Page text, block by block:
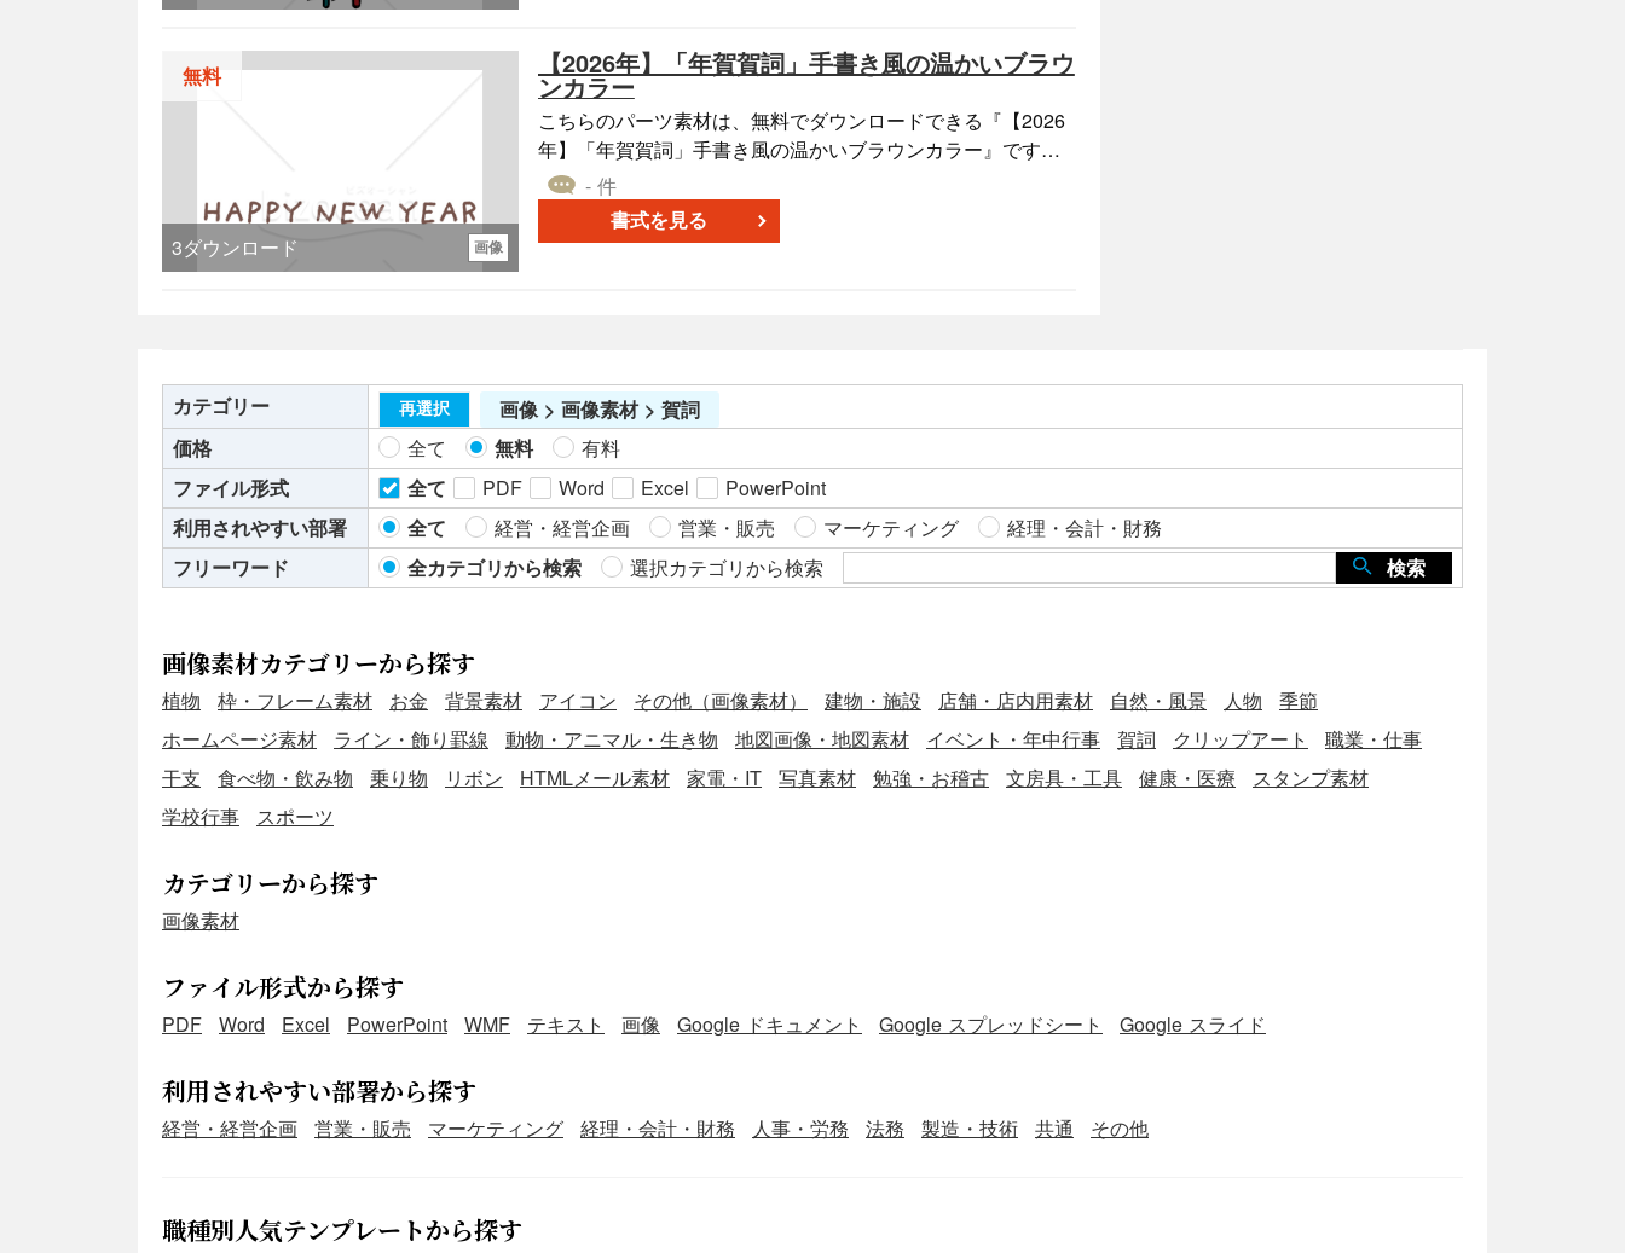
にはない温かみと味わい深さを生み出しています。 ・格調高
い言葉とデザイン性の高さを両立しているため、デザインに
こだわりのある方や、ビジネス関係でお世話になった方への
挨拶に最適です。 ■色 ・黒を基調としながら、文字の一部に
お祝いの色である赤と、落ち着いた緑をアクセントとして加
えています。多色刷りの版画のような、レトロでおしゃれな
配色です。 ・黒は全体の印象を引き締め、格調高さを、赤は
華やかさを演出したい場合に最適な色使いです。 ■文字・数
字 ・記載されている文字は「謹賀新年」です。「謹んで新年
のお慶びを申し上げます」という意味を持つ、最も丁寧な新
年の挨拶言葉です。 ・「謹」という漢字に相手への深い敬意
が込められているため、主に上司や取引先、恩師といった目
上の方へ送る年賀状に用いるのが適しています。 ・明朝体を
ベースにしたデザインフォントは、直線と曲線を組み合わせ
た独特のフォルムが特徴です。書体を現代的にアレンジする
用ください。
無料
3ダウンロード 画像
【2026年】「年賀賀詞」手書き風の温かいブラウ
ンカラー
こちらのパーツ素材は、無料でダウンロードできる『【2026
年】「年賀賀詞」手書き風の温かいブラウンカラー』です。
■デザイン ・新年の挨拶「HAPPY NEW YEAR」を、手で描
いたようなぬくもりあるタッチで表現。均一ではない線のゆ
らぎが、印刷された文字にはない温かさを生み出していま
す。相手との距離を縮める、フレンドリーな新年の挨拶を演
出します。 ■色 ・文字色には、チョコレートを思わせる温か
みのあるブラウンを採用。見る人に安心感や落ち着きを与
え、心地よい印象を届けます。 ・手書き風の柔らかな書体
と、温もりを感じるブラウンカラーの組み合わせが、デザイ
ン全体の親しみやすさを高めています。 ・アースカラーであ
るブラウンは、さまざまな色調の写真やイラストと美しく調
和します。特に、自然な風合いのデザインや、セピア調の写
しだけラフに描かれた線が特徴的な、手書き感のある書体で
す。整いすぎていない自然なフォルムが、デザインに人間味
と優しさを加えています。 ・一文字一文字に手作りのような
風合いがあり、受け取る人の心を和ませます。温かい人柄が
- 件
書式を見る
カテゴリー 再選択
画像 > 画像素材 > 賀詞
価格
全て 無料
有料
ファイル形式
全て PDF Word Excel
PowerPoint
利用されやすい部署
全て 経営・経営企画 営業・販売 マーケティング
経理・会計・財務
フリーワード
全カテゴリから検索 選択カテゴリから検索 検索
画像素材カテゴリーから探す
植物 枠・フレーム素材 お金 背景素材 アイコン その他（画像素材） 建物・施設 店舗・店内用素材 自然・風景 人物
季節
ホームページ素材
ライン・飾り罫線 動物・アニマル・生き物 地図画像・地図素材 イベント・年中行事 賀詞 クリップアート
職業・仕事
干支
食べ物・飲み物 乗り物 リボン HTMLメール素材 家電・IT 写真素材 勉強・お稽古 文房具・工具 健康・医療
スタンプ素材
学校行事
スポーツ
カテゴリーから探す
画像素材
ファイル形式から探す
PDF Word Excel PowerPoint WMF テキスト 画像 Google ドキュメント Google スプレッドシート Google スライド
利用されやすい部署から探す
経営・経営企画 営業・販売 マーケティング 経理・会計・財務 人事・労務 法務 製造・技術 共通 その他
職種別人気テンプレートから探す